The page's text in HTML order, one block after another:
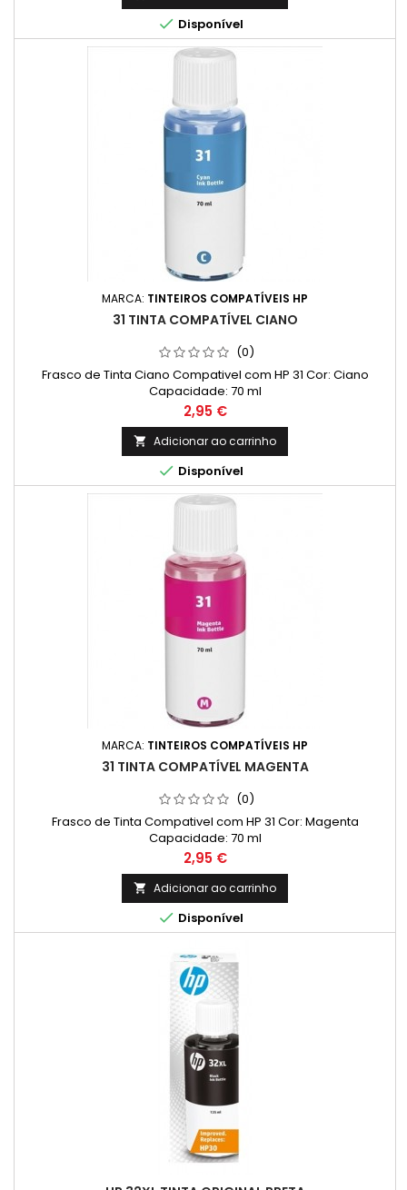
 Disponível
MARCA: TINTEIROS COMPATÍVEIS HP
31 TINTA COMPATÍVEL CIANO
(0)
Frasco de Tinta Ciano Compativel com HP 31 Cor: Ciano
Capacidade: 70 ml
Preço
2,95 €
 Adicionar ao carrinho
 Disponível
MARCA: TINTEIROS COMPATÍVEIS HP
31 TINTA COMPATÍVEL MAGENTA
(0)
Frasco de Tinta Compativel com HP 31 Cor: Magenta
Capacidade: 70 ml
Preço
2,95 €
 Adicionar ao carrinho
 Disponível